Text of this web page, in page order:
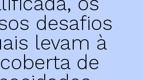
desafios
levam à
de